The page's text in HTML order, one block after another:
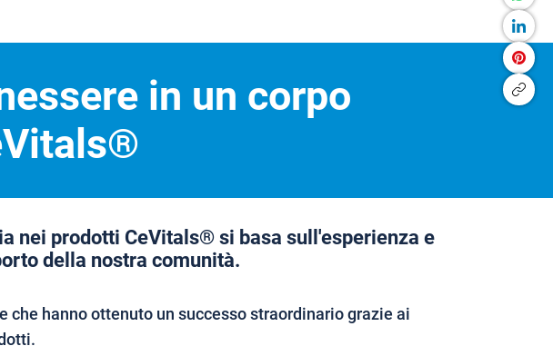
in un corpo
nei prodotti CeVitals® si basa sull'esperienza e
della nostra comunità.
che hanno ottenuto un successo straordinario grazie ai